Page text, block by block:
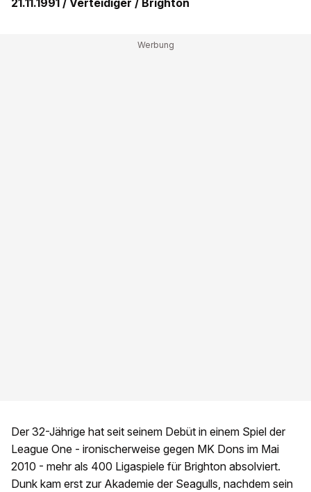
21.11.1991 / Verteidiger / Brighton
Der 32-Jährige hat seit seinem Debüt in einem Spiel der
League One - ironischerweise gegen MK Dons im Mai
2010 - mehr als 400 Ligaspiele für Brighton absolviert.
Dunk kam erst zur Akademie der Seagulls, nachdem sein